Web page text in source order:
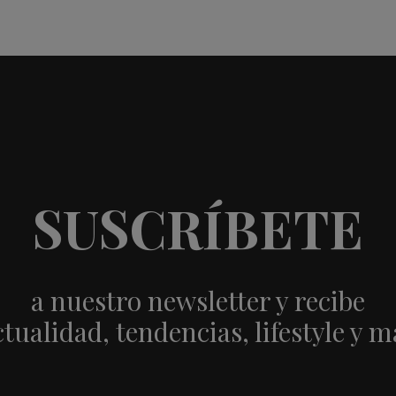
SUSCRÍBETE
a nuestro newsletter y recibe
tendencias, lifestyle y